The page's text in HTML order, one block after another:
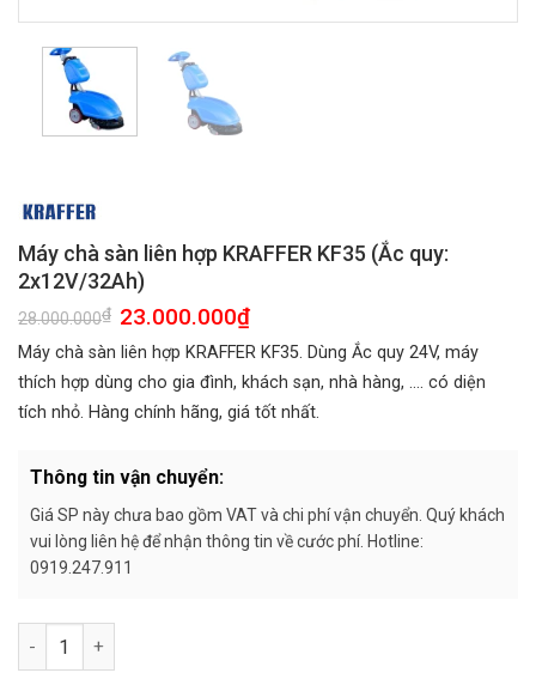
Máy chà sàn liên hợp KRAFFER KF35 (Ắc quy:
2x12V/32Ah)
28.000.000₫ Giá
gốc
là:
28.000.000₫.
23.000.000₫Giá
tại
là:
23.000.000₫.
Máy chà sàn liên hợp KRAFFER KF35. Dùng Ắc quy 24V, máy
thích hợp dùng cho gia đình, khách sạn, nhà hàng, …. có diện
tích nhỏ. Hàng chính hãng, giá tốt nhất.
Thông tin vận chuyển:
Giá SP này chưa bao gồm VAT và chi phí vận chuyển. Quý khách
vui lòng liên hệ để nhận thông tin về cước phí. Hotline:
0919.247.911
Số lượng